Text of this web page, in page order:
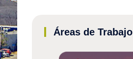
Áreas de Trabajo